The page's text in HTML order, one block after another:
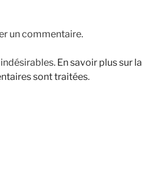
un commentaire.
En savoir plus sur la
sont traitées.